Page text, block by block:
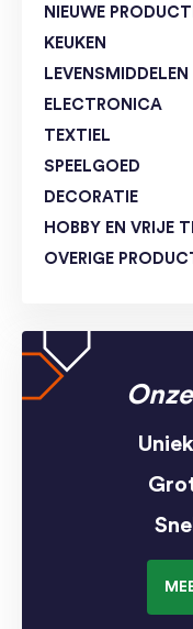
NIEUWE
KEUKEN
LEVENSMIDDELEN
ELECTRONICA
TEXTIEL
SPEELGOED
DECORATIE
HOBBY EN VRIJE
OVERIGE